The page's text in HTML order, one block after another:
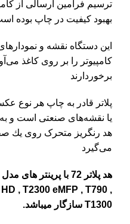
ترسیم فرامین ارسالی از
بهبود کیفیت در چاپ بوده
این دستگاه نقشه و
کامپیوتر را بر روی کاغذ
برخوردارند
پلاتر قادر به چاپ هر نوع
یا نقشه‌های صنعتی است و
هد رنگریز متحرک روی یك
می‌گیرد
, T2300 eMFP , T790 ,
T1300 سازگار میباشد.